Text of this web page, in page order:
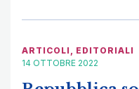
ARTICOLI , EDITORIALI
14 OTTOBRE 2022